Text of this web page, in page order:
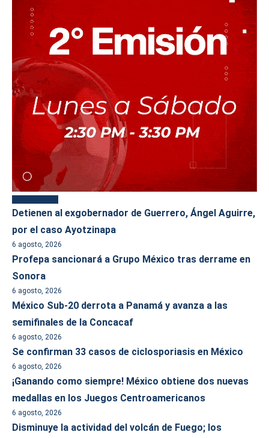
Detienen al exgobernador de Guerrero, Ángel Aguirre,
por el caso Ayotzinapa
6 agosto, 2026
Profepa sancionará a Grupo México tras derrame en
Sonora
6 agosto, 2026
México Sub-20 derrota a Panamá y avanza a las
semifinales de la Concacaf
6 agosto, 2026
Se confirman 33 casos de ciclosporiasis en México
6 agosto, 2026
¡Ganando como siempre! México obtiene dos nuevas
medallas en los Juegos Centroamericanos
6 agosto, 2026
Disminuye la actividad del volcán de Fuego; los